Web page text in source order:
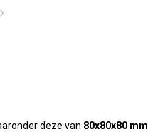
deze van 80x80x80 mm